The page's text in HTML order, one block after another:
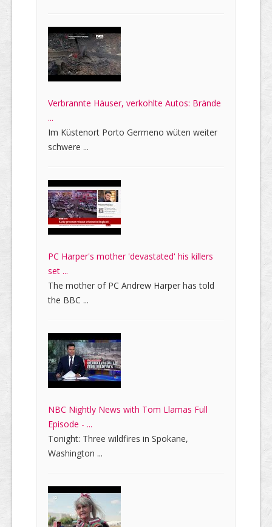
Verbrannte Häuser, verkohlte Autos: Brände
...
Im Küstenort Porto Germeno wüten weiter
schwere ...
PC Harper's mother 'devastated' his killers
set ...
The mother of PC Andrew Harper has told
the BBC ...
NBC Nightly News with Tom Llamas Full
Episode - ...
Tonight: Three wildfires in Spokane,
Washington ...